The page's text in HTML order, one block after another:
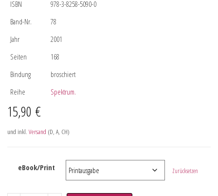
ISBN
978-3-8258-5090-0
Band-Nr.
78
Jahr
2001
Seiten
168
Bindung
broschiert
Reihe
Spektrum.
15,90 €
und inkl. Versand (D, A, CH)
eBook/Print Zurücksetzen